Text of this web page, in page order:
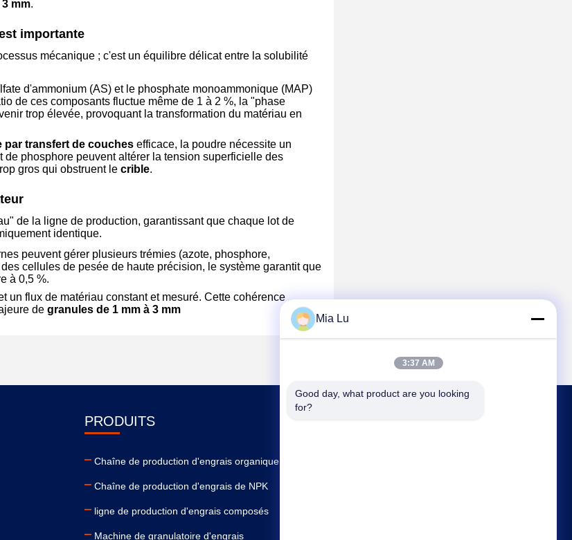
mm.
importante
mécanique ; c'est un équilibre délicat entre la solubilité
d'ammonium (AS) et le phosphate monoammonique (MAP)
de ces composants fluctue même de 1 à 2 %, la "phase
trop élevée, provoquant la transformation du matériau en
par transfert de couches efficace, la poudre nécessite un
phosphore peuvent altérer la tension superficielle des
gros qui obstruent le crible.
de la ligne de production, garantissant que chaque lot de
identique.
peuvent gérer plusieurs trémies (azote, phosphore,
cellules de pesée de haute précision, le système garantit que
à 0,5 %.
un flux de matériau constant et mesuré. Cette cohérence
de granules de 1 mm à 3 mm
PRODUITS
Chaîne de production d'engrais organique
Chaîne de production d'engrais de NPK
ligne de production d'engrais composés
Machine de granulatoire d'engrais
Mia Lu
3:37 AM
Good day, what product are you looking
for?